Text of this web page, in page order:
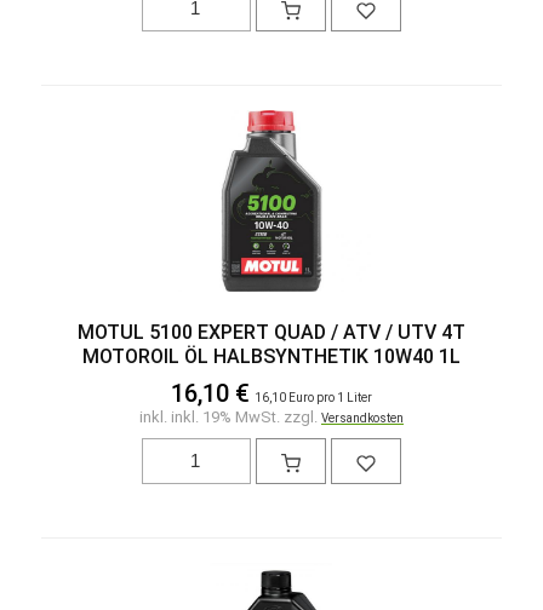
MOTUL 5100 EXPERT QUAD / ATV / UTV 4T
MOTOROIL ÖL HALBSYNTHETIK 10W40 1L
16,10 € 16,10 Euro pro 1 Liter
inkl. inkl. 19% MwSt. zzgl. Versandkosten